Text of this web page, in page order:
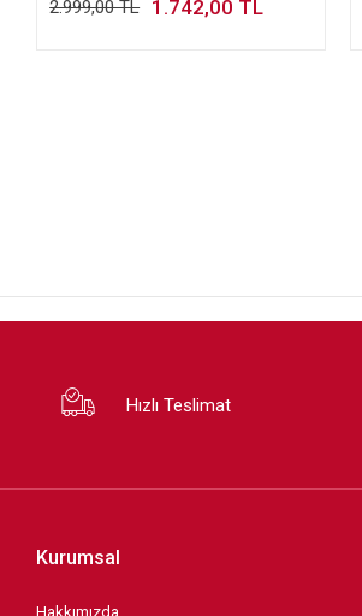
2.999,00 TL 1.742,00 TL
Hızlı Teslimat
Kurumsal
Hakkımızda